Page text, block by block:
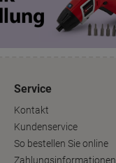
Service
Kontakt
Kundenservice
So bestellen Sie online
Zahlungsinformationen